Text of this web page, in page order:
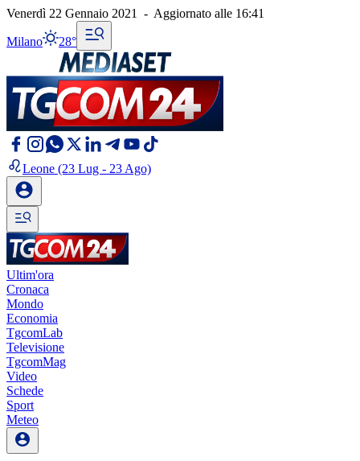
Venerdì 22 Gennaio 2021 - Aggiornato alle 16:41
Milano 28°
Leone (23 Lug - 23 Ago)
Ultim'ora
Cronaca
Mondo
Economia
TgcomLab
Televisione
TgcomMag
Video
Schede
Sport
Meteo